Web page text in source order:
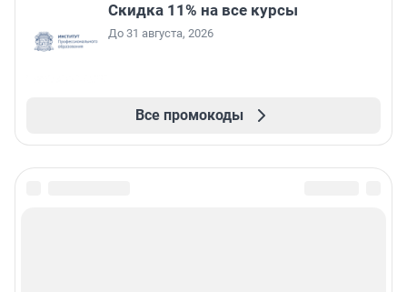
Скидка 11% на все курсы
До 31 августа, 2026
Все промокоды